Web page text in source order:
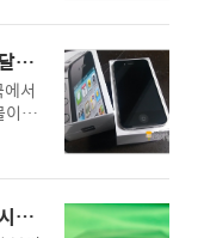
을
들
먼
내
시
는
갤
를
펴보
뷰
포스
라
서
이를
4일
의
제
노